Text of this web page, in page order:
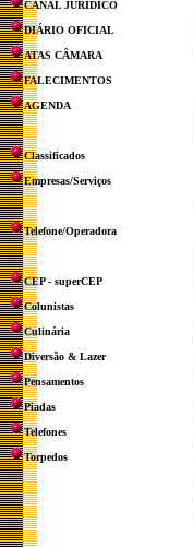
CANAL JURÍDICO
DIÁRIO OFICIAL
ATAS CÂMARA
FALECIMENTOS
AGENDA
Classificados
Empresas/Serviços
Telefone/Operadora
CEP - superCEP
Colunistas
Culinária
Diversão & Lazer
Pensamentos
Piadas
Telefones
Torpedos